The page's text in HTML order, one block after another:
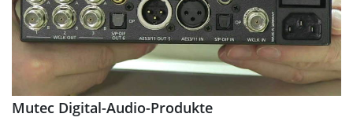
Mutec Digital-Audio-Produkte